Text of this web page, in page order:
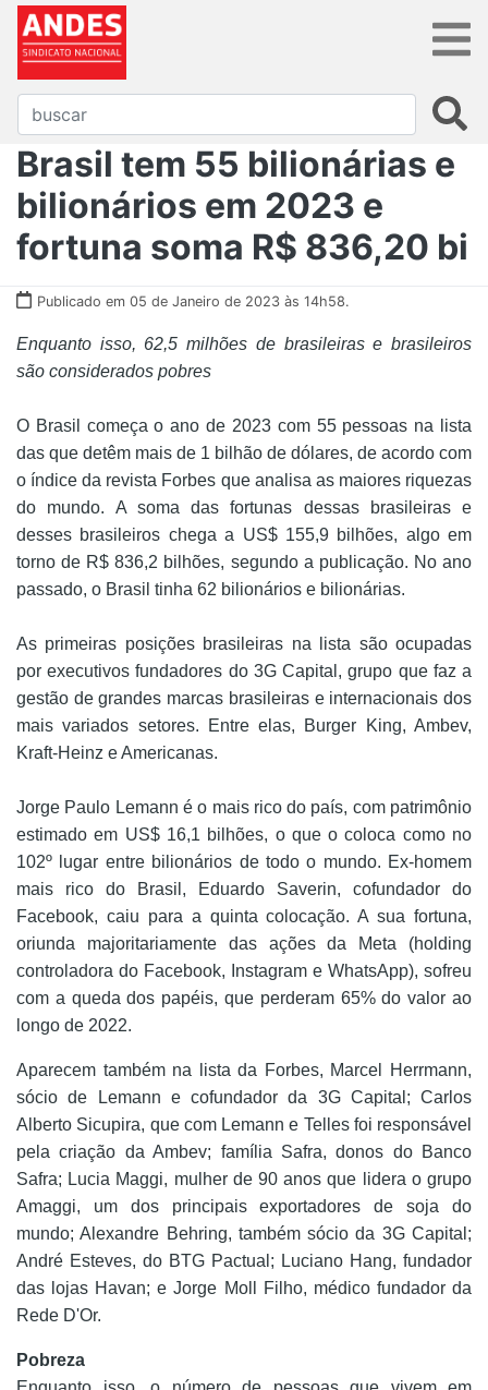
Brasil tem 55 bilionárias e
bilionários em 2023 e
fortuna soma R$ 836,20 bi
Publicado em 05 de Janeiro de 2023 às 14h58.
Enquanto isso, 62,5 milhões de brasileiras e brasileiros
são considerados pobres
O Brasil começa o ano de 2023 com 55 pessoas na lista
das que detêm mais de 1 bilhão de dólares, de acordo com
o índice da revista Forbes que analisa as maiores riquezas
do mundo. A soma das fortunas dessas brasileiras e
desses brasileiros chega a US$ 155,9 bilhões, algo em
torno de R$ 836,2 bilhões, segundo a publicação. No ano
passado, o Brasil tinha 62 bilionários e bilionárias.
As primeiras posições brasileiras na lista são ocupadas
por executivos fundadores do 3G Capital, grupo que faz a
gestão de grandes marcas brasileiras e internacionais dos
mais variados setores. Entre elas, Burger King, Ambev,
Kraft-Heinz e Americanas.
Jorge Paulo Lemann é o mais rico do país, com patrimônio
estimado em US$ 16,1 bilhões, o que o coloca como no
102º lugar entre bilionários de todo o mundo. Ex-homem
mais rico do Brasil, Eduardo Saverin, cofundador do
Facebook, caiu para a quinta colocação. A sua fortuna,
oriunda majoritariamente das ações da Meta (holding
controladora do Facebook, Instagram e WhatsApp), sofreu
com a queda dos papéis, que perderam 65% do valor ao
longo de 2022.
Aparecem também na lista da Forbes, Marcel Herrmann,
sócio de Lemann e cofundador da 3G Capital; Carlos
Alberto Sicupira, que com Lemann e Telles foi responsável
pela criação da Ambev; família Safra, donos do Banco
Safra; Lucia Maggi, mulher de 90 anos que lidera o grupo
Amaggi, um dos principais exportadores de soja do
mundo; Alexandre Behring, também sócio da 3G Capital;
André Esteves, do BTG Pactual; Luciano Hang, fundador
das lojas Havan; e Jorge Moll Filho, médico fundador da
Rede D'Or.
Pobreza